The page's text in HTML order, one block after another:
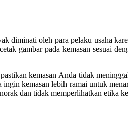
diminati oleh para pelaku usaha
gambar pada kemasan sesuai
kemasan Anda tidak
kemasan lebih ramai untuk
dan tidak memperlihatkan etika